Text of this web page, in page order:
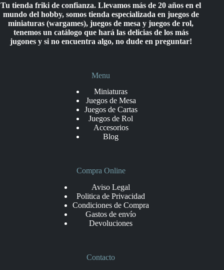
Tu tienda friki de confianza. Llevamos más de 20 años en el
mundo del hobby, somos tienda especializada en juegos de
miniaturas (wargames), juegos de mesa y juegos de rol,
tenemos un catálogo que hará las delicias de los más
jugones y si no encuentra algo, no dude en preguntar!
Menu
Miniaturas
Juegos de Mesa
Juegos de Cartas
Juegos de Rol
Accesorios
Blog
Compra Online
Aviso Legal
Politica de Privacidad
Condiciones de Compra
Gastos de envío
Devoluciones
Contacto